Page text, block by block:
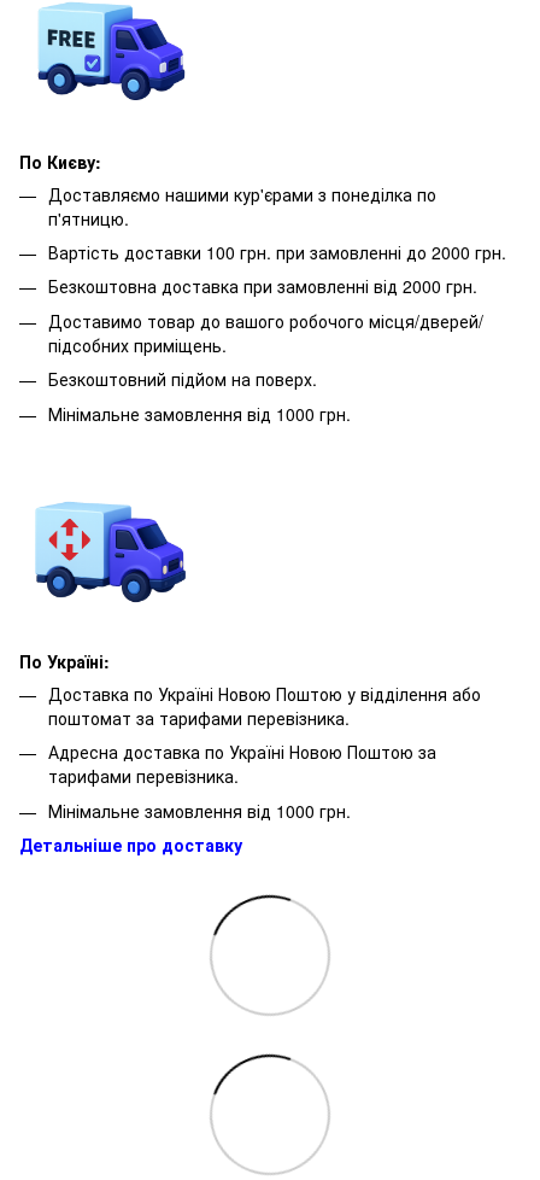
По Києву:
Доставляємо нашими кур'єрами з понеділка по
п'ятницю.
Вартість доставки 100 грн. при замовленні до 2000 грн.
Безкоштовна доставка при замовленні від 2000 грн.
Доставимо товар до вашого робочого місця/дверей/
підсобних приміщень.
Безкоштовний підйом на поверх.
Мінімальне замовлення від 1000 грн.
По Україні:
Доставка по Україні Новою Поштою у відділення або
поштомат за тарифами перевізника.
Адресна доставка по Україні Новою Поштою за
тарифами перевізника.
Мінімальне замовлення від 1000 грн.
Детальніше про доставку